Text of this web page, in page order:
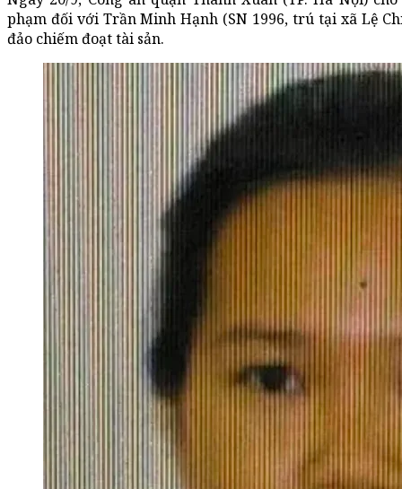
phạm đối với Trần Minh Hạnh (SN 1996, trú tại xã Lệ
đảo chiếm đoạt tài sản.